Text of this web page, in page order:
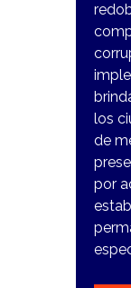
los
de
por